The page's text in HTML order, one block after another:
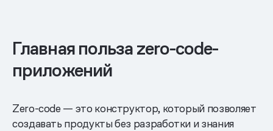
Главная польза zero-code-
приложений
Zero-code — это конструктор, который позволяет
создавать продукты без разработки и знания